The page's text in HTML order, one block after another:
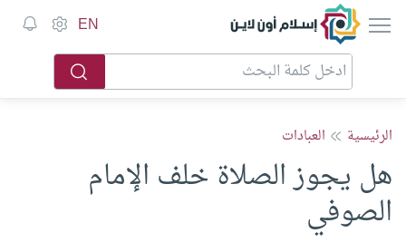
إسلام أون لاين EN
الرئيسية العبادات
هل يجوز الصلاة خلف الإمام
الصوفي